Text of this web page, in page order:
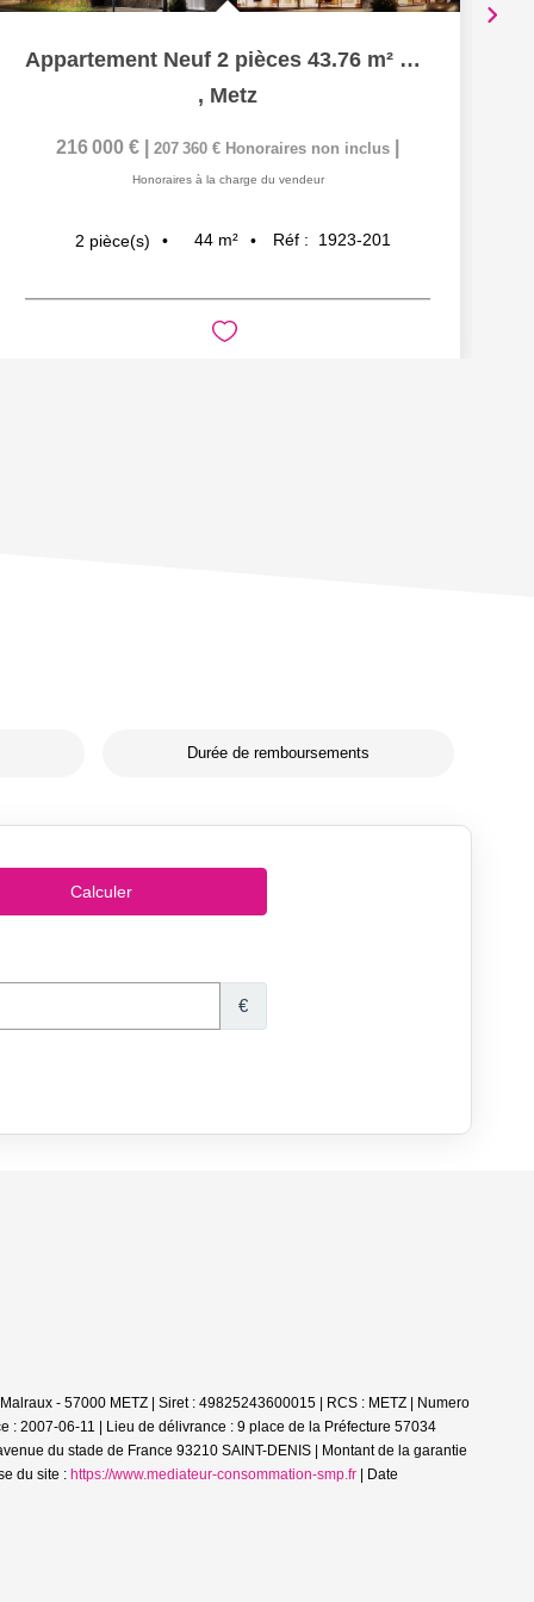
Appartement Neuf 2 pièces 43.76 m² 1 chambre Terrasse à...
, Metz
216 000 € 207 360 € Honoraires non inclus
Honoraires à la charge du vendeur
2 pièce(s) 44 m² Réf : 1923-201
Durée de remboursements
- 57000 METZ | Siret : 49825243600015 | RCS : METZ | Numero
: 2007-06-11 | Lieu de délivrance : 9 place de la Préfecture 57034
du stade de France 93210 SAINT-DENIS | Montant de la garantie
du site : https://www.mediateur-consommation-smp.fr | Date